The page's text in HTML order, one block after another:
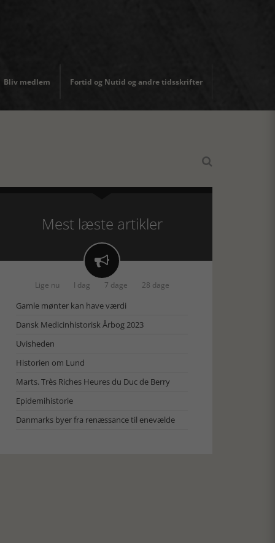
Bliv medlem Fortid og Nutid og andre tidsskrifter

Mest læste artikler

Lige nu I dag 7 dage 28 dage
Gamle mønter kan have værdi
Dansk Medicinhistorisk Årbog 2023
Uvisheden
Historien om Lund
Marts. Très Riches Heures du Duc de Berry
Epidemihistorie
Danmarks byer fra renæssance til enevælde